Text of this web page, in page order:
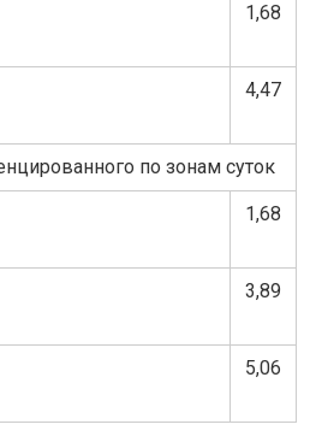
1,68
4,47
по зонам суток
1,68
3,89
5,06